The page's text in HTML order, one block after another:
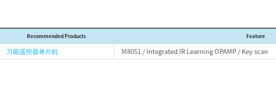
Recommended Products Feature
万能遥控器单片机 M8051 / Integrated IR Learning OPAMP / Key scan